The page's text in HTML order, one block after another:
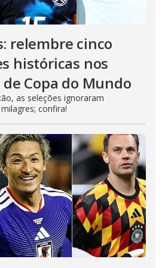
relembre cinco
históricas nos
Copa do Mundo
as seleções ignoraram
confira!